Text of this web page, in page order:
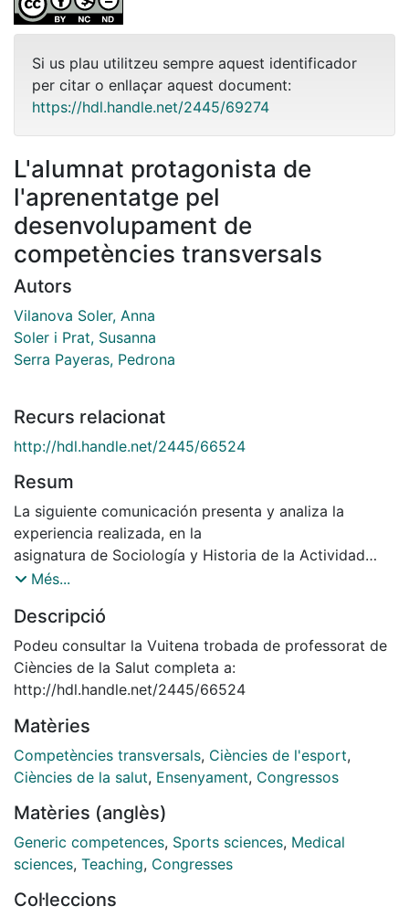
Si us plau utilitzeu sempre aquest identificador
per citar o enllaçar aquest document:
https://hdl.handle.net/2445/69274
L'alumnat protagonista de
l'aprenentatge pel
desenvolupament de
competències transversals
Autors
Vilanova Soler, Anna
Soler i Prat, Susanna
Serra Payeras, Pedrona
Recurs relacionat
http://hdl.handle.net/2445/66524
Resum
La siguiente comunicación presenta y analiza la
experiencia realizada, en la
asignatura de Sociología y Historia de la Actividad
Física y el Deporte (6ECTS)
Deporte, para abordar
competencias transversales instrumentales
(principalmente: habilidades en la
gestión de la información y el manejo de la
conocimiento de idiomas y la comunicación oral y
escrita), interpersonales
(principalmente: capacidad crítica y autocrítica,
(principalmente: habilidades de investigación,
capacidad creativa y habilidad para
trabajar de forma autónoma). El objetivo principal era
estudiantes reflejados en el estudio sobre la inserción
Més...
Descripció
Podeu consultar la Vuitena trobada de professorat de
Ciències de la Salut completa a:
http://hdl.handle.net/2445/66524
Matèries
Competències transversals, Ciències de l'esport,
Ciències de la salut, Ensenyament, Congressos
Matèries (anglès)
Generic competences, Sports sciences, Medical
sciences, Teaching, Congresses
Col·leccions